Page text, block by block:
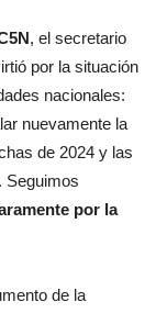
, el secretario
por la situación
nacionales:
nuevamente la
de 2024 y las
Seguimos
por la
de la